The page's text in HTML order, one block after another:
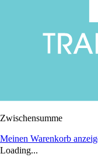
Zwischensumme
Meinen Warenkorb
Loading...